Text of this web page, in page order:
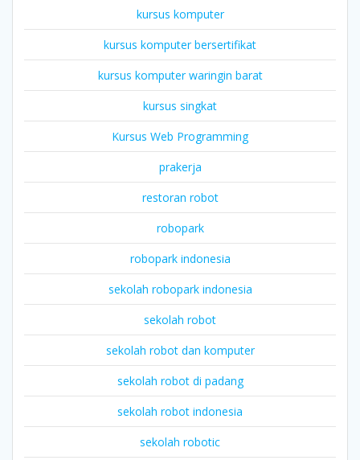
kursus komputer
kursus komputer bersertifikat
kursus komputer waringin barat
kursus singkat
Kursus Web Programming
prakerja
restoran robot
robopark
robopark indonesia
sekolah robopark indonesia
sekolah robot
sekolah robot dan komputer
sekolah robot di padang
sekolah robot indonesia
sekolah robotic